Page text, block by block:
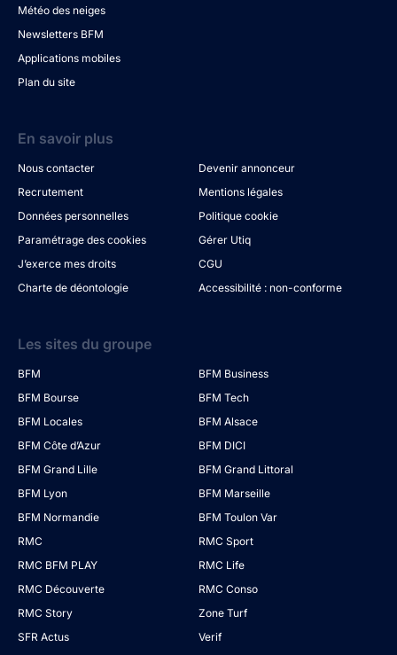
Météo des neiges
Newsletters BFM
Applications mobiles
Plan du site
En savoir plus
Nous contacter
Devenir annonceur
Recrutement
Mentions légales
Données personnelles
Politique cookie
Paramétrage des cookies
Gérer Utiq
J’exerce mes droits
CGU
Charte de déontologie
Accessibilité : non-conforme
Les sites du groupe
BFM
BFM Business
BFM Bourse
BFM Tech
BFM Locales
BFM Alsace
BFM Côte d’Azur
BFM DICI
BFM Grand Lille
BFM Grand Littoral
BFM Lyon
BFM Marseille
BFM Normandie
BFM Toulon Var
RMC
RMC Sport
RMC BFM PLAY
RMC Life
RMC Découverte
RMC Conso
RMC Story
Zone Turf
SFR Actus
Verif